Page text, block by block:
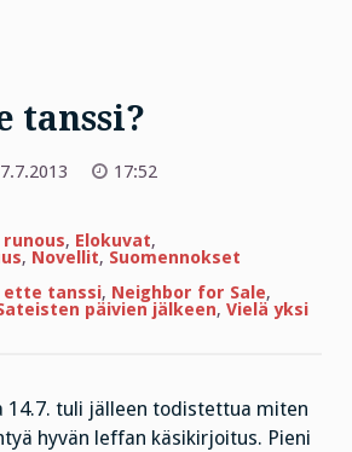
tanssi?
17:52
, Elokuvat,
, Novellit, Suomennokset
ette tanssi, Neighbor for Sale,
päivien jälkeen, Vielä yksi
14.7. tuli jälleen todistettua miten
hyvän leffan käsikirjoitus. Pieni